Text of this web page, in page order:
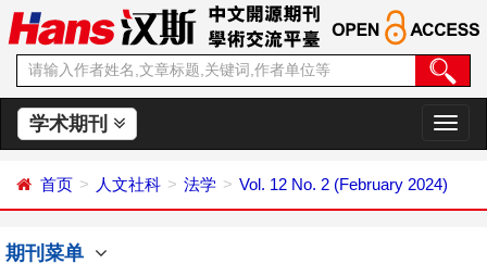
学术期刊
切
换
航
首页 人文社科 法学 Vol. 12 No. 2 (February 2024)
期刊菜单